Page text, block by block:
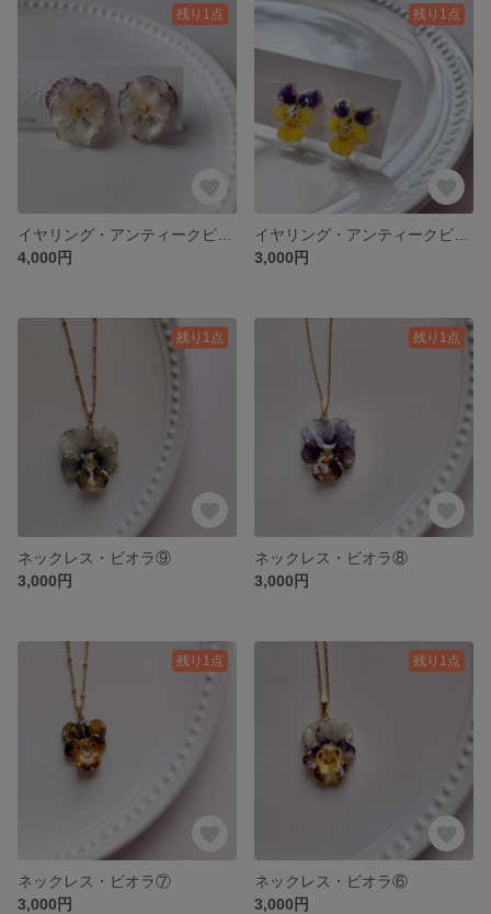
残り1点
4,000円
残り1点
3,000円
残り1点
ネックレス・ビオラ⑨
3,000円
残り1点
ネックレス・ビオラ⑧
3,000円
残り1点
ネックレス・ビオラ⑦
3,000円
残り1点
ネックレス・ビオラ⑥
3,000円